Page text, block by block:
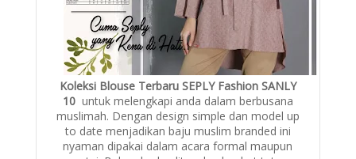
Koleksi Blouse Terbaru SEPLY Fashion SANLY
10 untuk melengkapi anda dalam berbusana
muslimah. Dengan design simple dan model up
to date menjadikan baju muslim branded ini
nyaman dipakai dalam acara formal maupun